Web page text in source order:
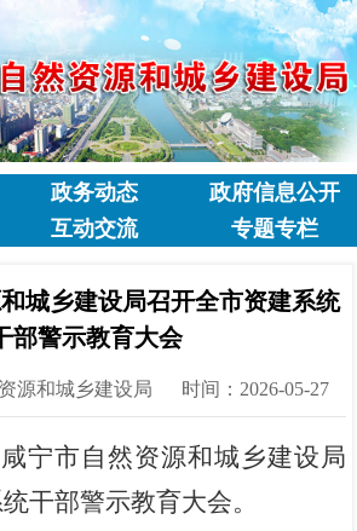
政务动态
政府信息公开
互动交流 专题专栏
城乡建设局召开全市资建系统
部警示教育大会
源和城乡建设局 时间：2026-05-27
市自然资源和城乡建设局
干部警示教育大会。